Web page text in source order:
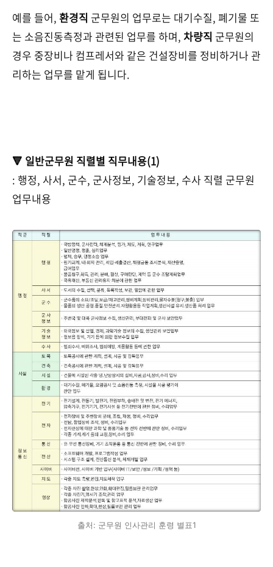
예를 들어, 환경직 군무원의 업무로는 대기수질, 폐기물 또
는 소음진동측정과 관련된 업무를 하며, 차량직 군무원의
경우 중장비나 컴프레서와 같은 건설장비를 정비하거나 관
리하는 업무를 맡게 됩니다.
🔻 일반군무원 직렬별 직무내용(1)
: 행정, 사서, 군수, 군사정보, 기술정보, 수사 직렬 군무원
업무내용
출처: 군무원 인사관리 훈령 별표1